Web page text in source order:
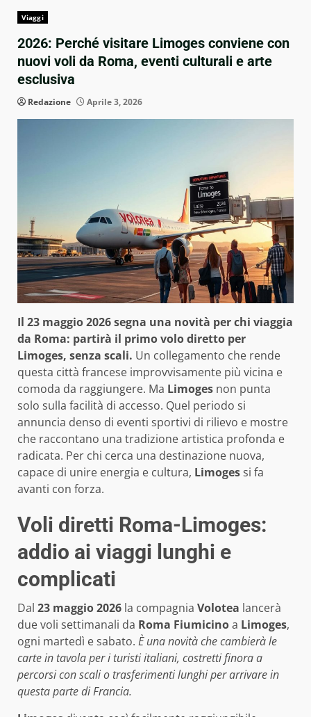
Viaggi
2026: Perché visitare Limoges conviene con
nuovi voli da Roma, eventi culturali e arte
esclusiva
Redazione Aprile 3, 2026
Il 23 maggio 2026 segna una novità per chi viaggia
da Roma: partirà il primo volo diretto per
Limoges, senza scali. Un collegamento che rende
questa città francese improvvisamente più vicina e
comoda da raggiungere. Ma Limoges non punta
solo sulla facilità di accesso. Quel periodo si
annuncia denso di eventi sportivi di rilievo e mostre
che raccontano una tradizione artistica profonda e
radicata. Per chi cerca una destinazione nuova,
capace di unire energia e cultura, Limogessi fa
avanti con forza.
Voli diretti Roma-Limoges:
addio ai viaggi lunghi e
complicati
Dal 23 maggio 2026 la compagnia Volotea lancerà
due voli settimanali da Roma Fiumicinoa Limoges,
ogni martedì e sabato. È una novità che cambierà le
carte in tavola per i turisti italiani, costretti finora a
percorsi con scali o trasferimenti lunghi per arrivare in
questa parte di Francia.